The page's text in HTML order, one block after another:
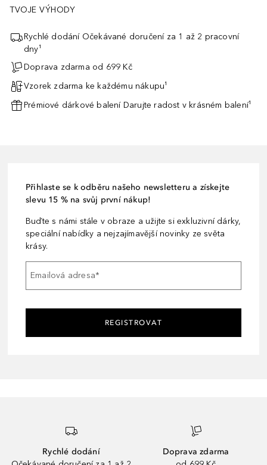
TVOJE VÝHODY
Rychlé dodání Očekávané doručení za 1 až 2 pracovní
dny¹
Doprava zdarma od 699 Kč
Vzorek zdarma ke každému nákupu¹
Prémiové dárkové balení Darujte radost v krásném balení¹
Přihlaste se k odběru našeho newsletteru a získejte
slevu 15 % na svůj první nákup!
Buďte s námi stále v obraze a užijte si exkluzivní dárky,
speciální nabídky a nejzajímavější novinky ze světa
krásy.
Emailová adresa*
REGISTROVAT
Rychlé dodání
Doprava zdarma